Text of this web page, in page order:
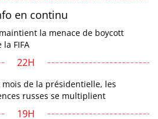
en continu
maintient la menace de boycott
la FIFA
22H
de la présidentielle, les
russes se multiplient
19H